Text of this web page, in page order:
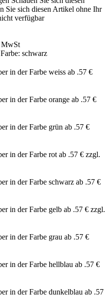
Sie sich diesen Artikel ohne Ihr
verfügbar
Farbe: schwarz